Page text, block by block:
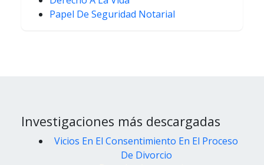
Papel De Seguridad Notarial
Investigaciones más descargadas
Vicios En El Consentimiento En El Proceso
De Divorcio